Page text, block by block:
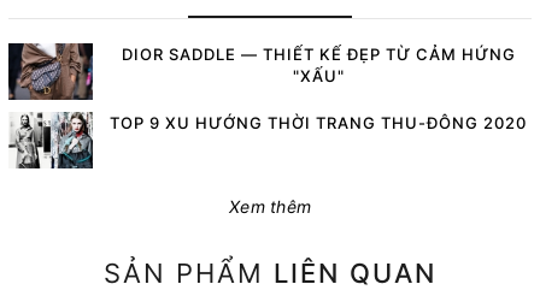
DIOR SADDLE — THIẾT KẾ ĐẸP TỪ CẢM HỨNG
"XẤU"
TOP 9 XU HƯỚNG THỜI TRANG THU-ĐÔNG 2020
Xem thêm
SẢN PHẨM LIÊN QUAN